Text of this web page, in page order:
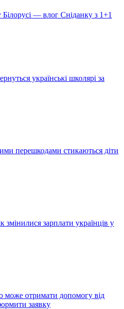
— влог Сніданку з 1+1
українські школярі за
перешкодами стикаються діти
зарплати українців у
може отримати допомогу від
заявку